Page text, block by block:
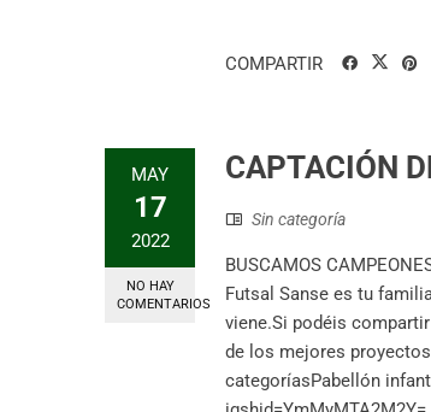
COMPARTIR
MAY
17
2022
NO HAY
COMENTARIOS
CAPTACIÓN
Sin categoría
BUSCAMOS
Futsal Sanse es tu
viene.Si podéis
de los mejores
categoríasPabellón